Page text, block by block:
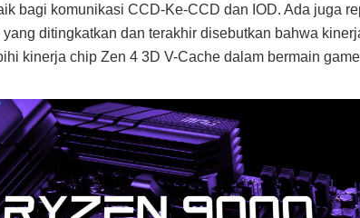
bagi komunikasi CCD-Ke-CCD dan IOD. Ada juga
yang ditingkatkan dan terakhir disebutkan bahwa
kinerja chip Zen 4 3D V-Cache dalam bermain